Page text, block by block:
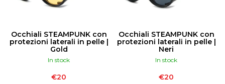
D
E
Occhiali STEAMPUNK con
protezioni laterali in pelle |
Gold
In stock
€20
Occhiali STEAMPUNK con
protezioni laterali in pelle |
Neri
In stock
€20
DA
DONNA
CON